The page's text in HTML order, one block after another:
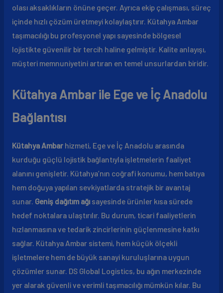
olası aksaklıkların önüne geçer. Ayrıca ekip çalışması, süreç
içinde hızlı çözüm üretmeyi kolaylaştırır. Kütahya Ambar
taşımacılığı bu profesyonel yapı sayesinde bölgesel
lojistikte güvenilir bir tercih haline gelmiştir. Kalite anlayışı,
müşteri memnuniyetini artıran en temel unsurlardan biridir.
Kütahya Ambar ile Ege ve İç Anadolu
Bağlantısı
Kütahya Ambarhizmeti, Ege ve İç Anadolu arasında
kurduğu güçlü lojistik bağlantıyla işletmelerin faaliyet
alanını genişletir. Kütahya’nın coğrafi konumu, hem batıya
hem doğuya yapılan sevkiyatlarda stratejik bir avantaj
sunar. Geniş dağıtım ağısayesinde ürünler kısa sürede
hedef noktalara ulaştırılır. Bu durum, ticari faaliyetlerin
hızlanmasına ve tedarik zincirlerinin güçlenmesine katkı
sağlar. Kütahya Ambar sistemi, hem küçük ölçekli
işletmelere hem de büyük sanayi kuruluşlarına uygun
çözümler sunar. DS Global Logistics, bu ağın merkezinde
yer alarak güvenli ve verimli taşımacılığı mümkün kılar. Bu